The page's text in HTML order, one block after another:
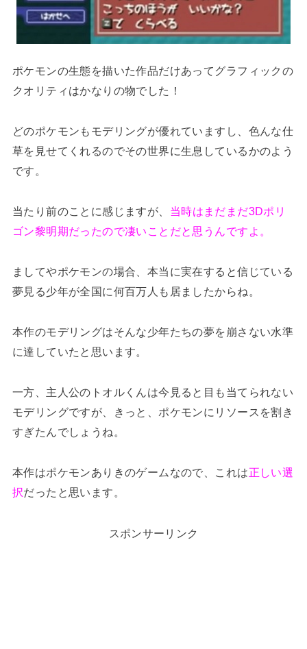
ポケモンの生態を描いた作品だけあってグラフィックの
クオリティはかなりの物でした！
どのポケモンもモデリングが優れていますし、色んな仕
草を見せてくれるのでその世界に生息しているかのよう
です。
当たり前のことに感じますが、 当時はまだまだ3Dポリ
ゴン黎明期だったので凄いことだと思うんですよ。
ましてやポケモンの場合、本当に実在すると信じている
夢見る少年が全国に何百万人も居ましたからね。
本作のモデリングはそんな少年たちの夢を崩さない水準
に達していたと思います。
一方、主人公のトオルくんは今見ると目も当てられない
モデリングですが、きっと、ポケモンにリソースを割き
すぎたんでしょうね。
本作はポケモンありきのゲームなので、これは正しい選
択だったと思います。
スポンサーリンク